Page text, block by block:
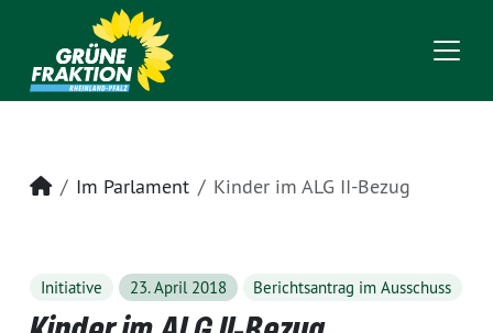
Startseite
Im Parlament Kinder im ALG II-Bezug
Initiative 23. April 2018 Berichtsantrag im Ausschuss